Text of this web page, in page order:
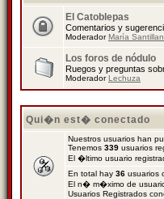
El Catoblepas
Comentarios y
ModeradorMaría
Los foros de nódulo
Ruegos y preguntas
ModeradorLechuza
Qui�n est� conectado
Nuestros usuarios han
Tenemos 339 usuarios
El �ltimo usuario
En total hay 36 usuarios
El n� m�ximo de
Usuarios Registrados